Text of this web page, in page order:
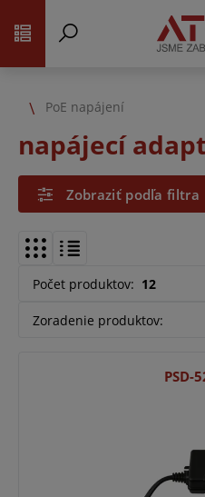
PoE napájení
napájecí
Zobraziť podľa filtra
Počet produktov: 12
Zoradenie produktov:
PSD-